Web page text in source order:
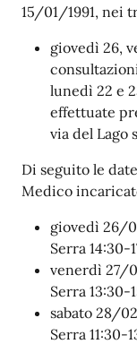
15/01/1991, nei
giovedì 26,
lunedì 22 e
effettuate
via del Lago
Di seguito le
Medico
giovedì 26/
Serra 14:30-
venerdì 27/
Serra 13:30-
sabato 28/
Serra 11:30-